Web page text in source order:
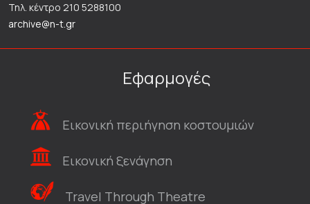
Τηλ. κέντρο 210 5288100
archive@n-t.gr
Εφαρμογές
Εικονική περιήγηση κοστουμιών
Εικονική ξενάγηση
Travel Through Theatre